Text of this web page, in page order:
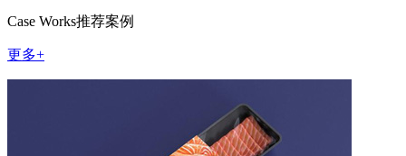
Case Works推荐案例
更多+